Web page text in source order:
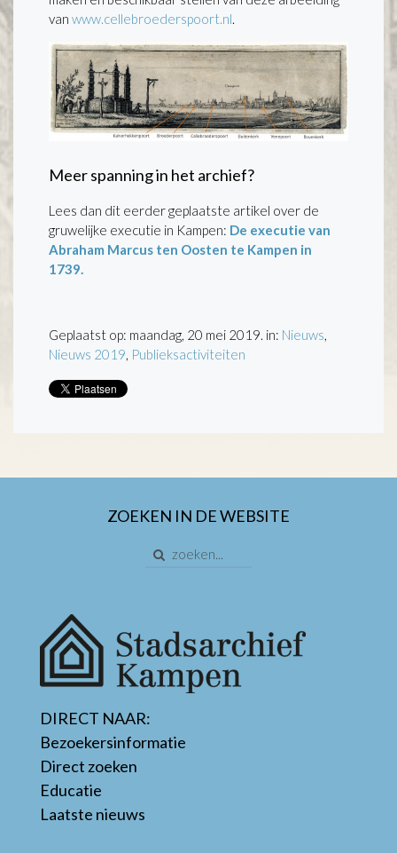
van www.cellebroederspoort.nl.
Meer spanning in het archief?
Lees dan dit eerder geplaatste artikel over de
gruwelijke executie in Kampen: De executie van
Abraham Marcus ten Oosten te Kampen in
1739.
Geplaatst op: maandag, 20 mei 2019. in: Nieuws
Nieuws 2019 Publieksactiviteiten
ZOEKEN IN DE WEBSITE
DIRECT NAAR:
Bezoekersinformatie
Direct zoeken
Educatie
Laatste nieuws